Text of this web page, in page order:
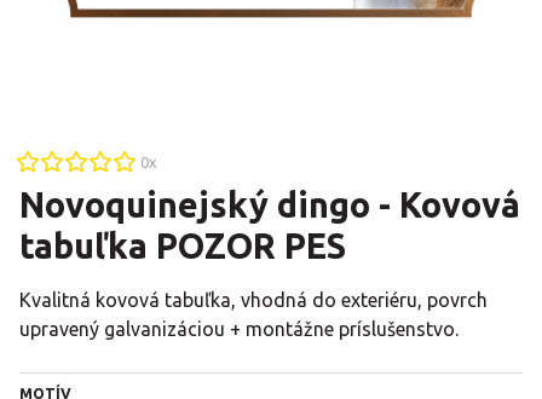
0x
Novoquinejský dingo - Kovová
tabuľka POZOR PES
Kvalitná kovová tabuľka, vhodná do exteriéru, povrch
upravený galvanizáciou + montážne príslušenstvo.
MOTÍV